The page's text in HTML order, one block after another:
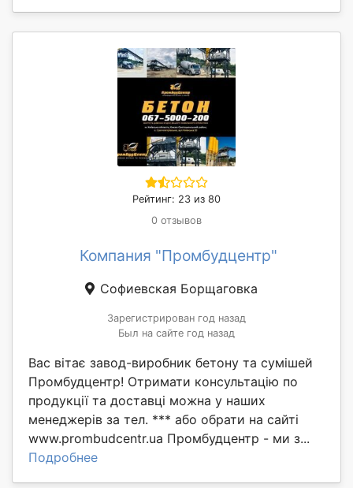
Рейтинг: 23 из 80
0 отзывов
Компания "Промбудцентр"
Софиевская Борщаговка
Зарегистрирован год назад
Был на сайте год назад
Вас вітає завод-виробник бетону та сумішей
Промбудцентр! Отримати консультацію по
продукції та доставці можна у наших
менеджерів за тел. *** або обрати на сайті
www.prombudcentr.ua Промбудцентр - ми з...
Подробнее